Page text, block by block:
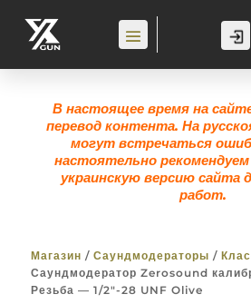
В настоящее время на
перевод контента. На
могут встречаться
настоятельно
украинскую версию сайта
работ.
Магазин / Саундмодераторы /
Саундмодератор Zerosound
Резьба — 1/2″-28 UNF Olive